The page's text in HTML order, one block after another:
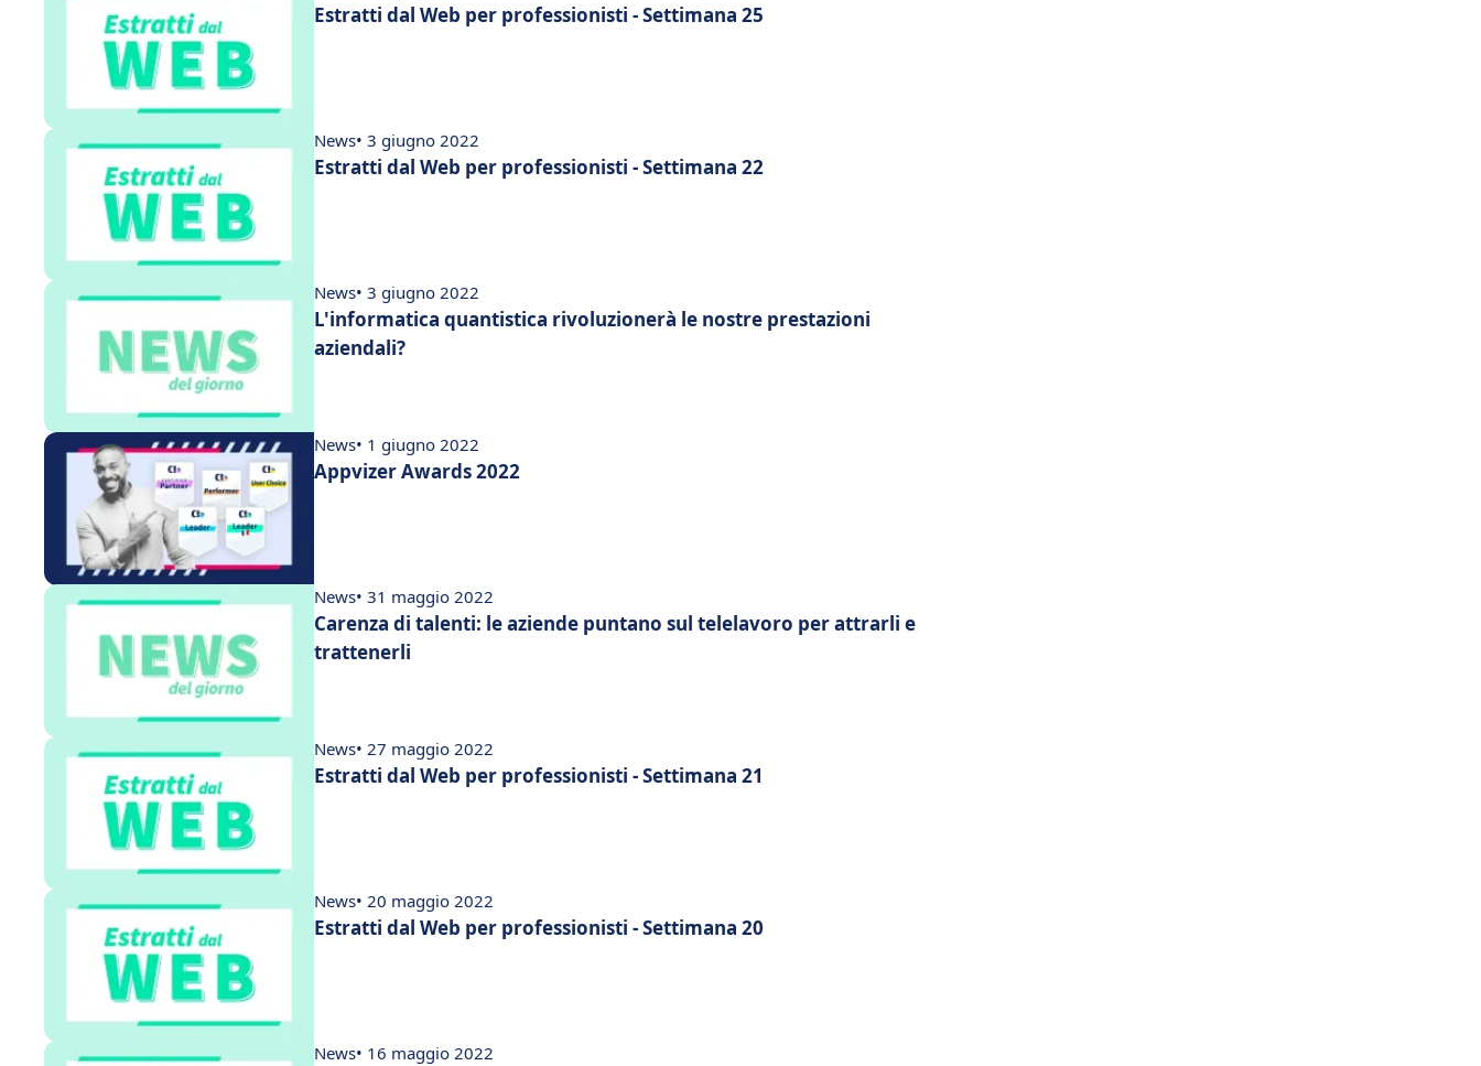
Estratti dal Web per professionisti - Settimana 25
News• 3 giugno 2022
Estratti dal Web per professionisti - Settimana 22
News• 3 giugno 2022
L'informatica quantistica rivoluzionerà le nostre prestazioni
aziendali?
News• 1 giugno 2022
Appvizer Awards 2022
News• 31 maggio 2022
Carenza di talenti: le aziende puntano sul telelavoro per attrarli e
trattenerli
News• 27 maggio 2022
Estratti dal Web per professionisti - Settimana 21
News• 20 maggio 2022
Estratti dal Web per professionisti - Settimana 20
News• 16 maggio 2022